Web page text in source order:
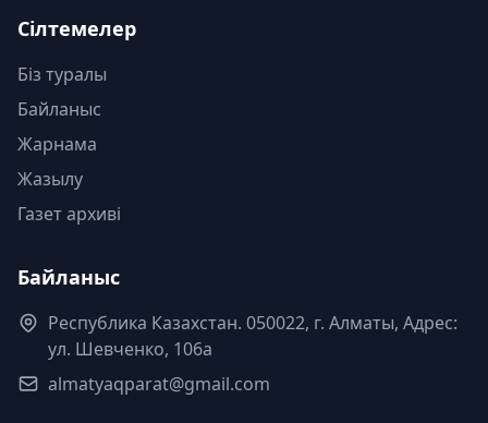
Сілтемелер
Біз туралы
Байланыс
Жарнама
Жазылу
Газет архиві
Байланыс
Республика Казахстан. 050022, г. Алматы, Адрес:
ул. Шевченко, 106а
almatyaqparat@gmail.com